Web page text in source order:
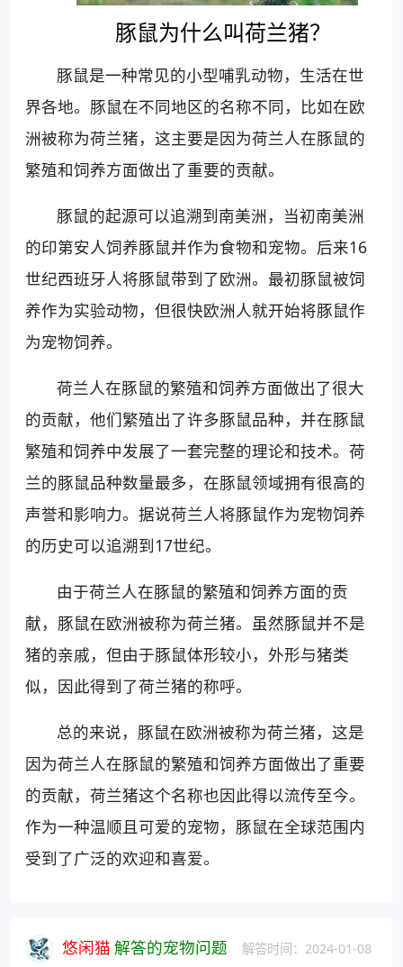
豚鼠为什么叫荷兰猪？
豚鼠是一种常见的小型哺乳动物，生活在世
界各地。豚鼠在不同地区的名称不同，比如在欧
洲被称为荷兰猪，这主要是因为荷兰人在豚鼠的
繁殖和饲养方面做出了重要的贡献。
豚鼠的起源可以追溯到南美洲，当初南美洲
的印第安人饲养豚鼠并作为食物和宠物。后来16
世纪西班牙人将豚鼠带到了欧洲。最初豚鼠被饲
养作为实验动物，但很快欧洲人就开始将豚鼠作
为宠物饲养。
荷兰人在豚鼠的繁殖和饲养方面做出了很大
的贡献，他们繁殖出了许多豚鼠品种，并在豚鼠
繁殖和饲养中发展了一套完整的理论和技术。荷
兰的豚鼠品种数量最多，在豚鼠领域拥有很高的
声誉和影响力。据说荷兰人将豚鼠作为宠物饲养
的历史可以追溯到17世纪。
由于荷兰人在豚鼠的繁殖和饲养方面的贡
献，豚鼠在欧洲被称为荷兰猪。虽然豚鼠并不是
猪的亲戚，但由于豚鼠体形较小，外形与猪类
似，因此得到了荷兰猪的称呼。
总的来说，豚鼠在欧洲被称为荷兰猪，这是
因为荷兰人在豚鼠的繁殖和饲养方面做出了重要
的贡献，荷兰猪这个名称也因此得以流传至今。
作为一种温顺且可爱的宠物，豚鼠在全球范围内
受到了广泛的欢迎和喜爱。
悠闲猫 解答的宠物问题 解答时间：2024-01-08